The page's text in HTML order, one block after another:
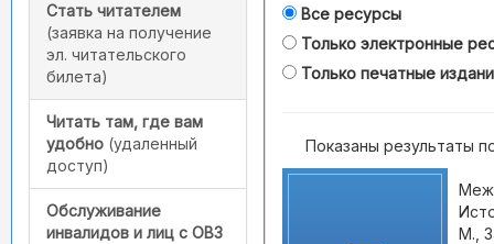
Стать читателем
(заявка на получение
эл. читательского
билета)
Читать там, где вам
удобно (удаленный
доступ)
Обслуживание
инвалидов и лиц с ОВЗ
Все ресурсы
Только электронные
Только печатные
Показаны результаты
М.,